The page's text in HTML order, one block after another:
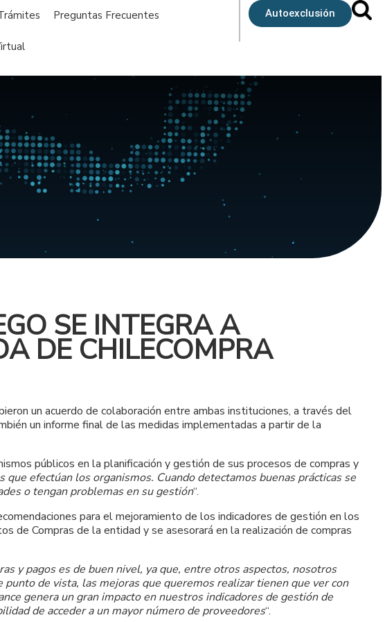
Preguntas Frecuentes Autoexclusión
SE INTEGRA A
DE CHILECOMPRA
un acuerdo de colaboración entre ambas instituciones, a través del
un informe final de las medidas implementadas a partir de la
públicos en la planificación y gestión de sus procesos de compras y
efectúan los organismos. Cuando detectamos buenas prácticas se
o tengan problemas en su gestión“.
para el mejoramiento de los indicadores de gestión en los
de Compras de la entidad y se asesorará en la realización de compras
y pagos es de buen nivel, ya que, entre otros aspectos, nosotros
de vista, las mejoras que queremos realizar tienen que ver con
genera un gran impacto en nuestros indicadores de gestión de
de acceder a un mayor número de proveedores“.